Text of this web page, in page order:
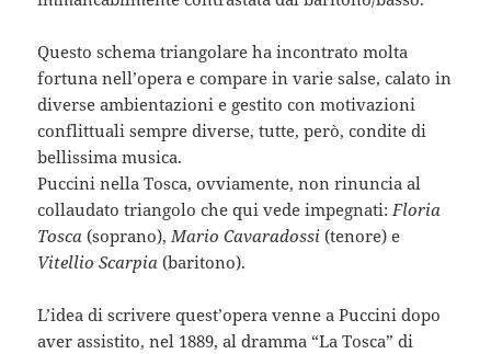
Questo schema triangolare ha incontrato molta
fortuna nell’opera e compare in varie salse, calato in
diverse ambientazioni e gestito con motivazioni
conflittuali sempre diverse, tutte, però, condite di
bellissima musica.
Puccini nella Tosca, ovviamente, non rinuncia al
collaudato triangolo che qui vede impegnati: Floria
Tosca (soprano), Mario Cavaradossi(tenore) e
Vitellio Scarpia (baritono).
L’idea di scrivere quest’opera venne a Puccini dopo
aver assistito, nel 1889, al dramma “La Tosca” di